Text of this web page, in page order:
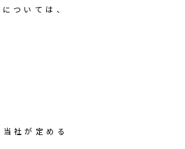
ついては、
社が定める